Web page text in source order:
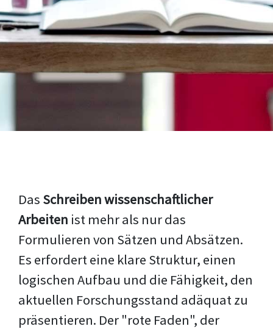
Das Schreiben wissenschaftlicher
Arbeiten ist mehr als nur das
Formulieren von Sätzen und Absätzen.
Es erfordert eine klare Struktur, einen
logischen Aufbau und die Fähigkeit, den
aktuellen Forschungsstand adäquat zu
präsentieren. Der "rote Faden", der